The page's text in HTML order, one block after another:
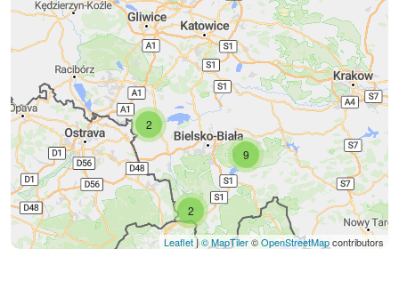
2
2
9
Leaflet|© MapTiler©OpenStreetMapcontributors